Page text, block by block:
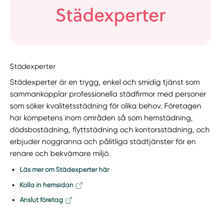
Städexperter
Städexperter är en trygg, enkel och smidig tjänst som
sammankopplar professionella städfirmor med personer
som söker kvalitetsstädning för olika behov. Företagen
har kompetens inom områden så som hemstädning,
dödsbostädning, flyttstädning och kontorsstädning, och
erbjuder noggranna och pålitliga städtjänster för en
renare och bekvämare miljö.
Läs mer om Städexperter här
Kolla in hemsidan
Anslut företag